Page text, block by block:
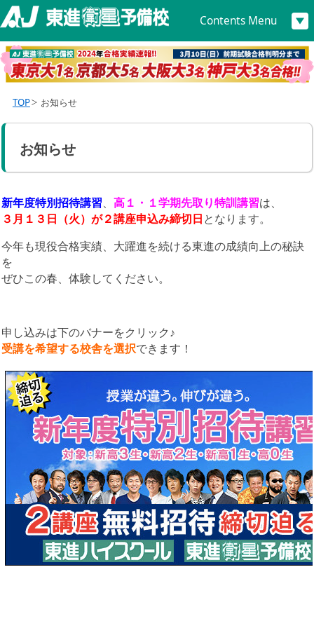
Contents Menu
TOP お知らせ
お知らせ
新年度特別招待講習、高１・１学期先取り特訓講習は、
３月１３日（火）が２講座申込み締切日となります。
今年も現役合格実績、大躍進を続ける東進の成績向上の秘訣
を
ぜひこの春、体験してください。
申し込みは下のバナーをクリック♪
受講を希望する校舎を選択できます！